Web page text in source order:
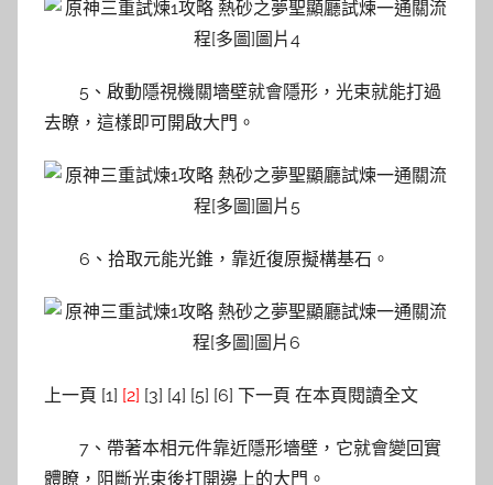
5、啟動隱視機關墻壁就會隱形，光束就能打過
去瞭，這樣即可開啟大門。
6、拾取元能光錐，靠近復原擬構基石。
上一頁 [1] [2] [3] [4] [5] [6] 下一頁 在本頁閱讀全文
7、帶著本相元件靠近隱形墻壁，它就會變回實
體瞭，阻斷光束後打開邊上的大門。